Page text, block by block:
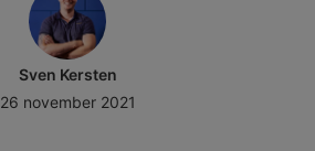
Sven Kersten
26 november 2021